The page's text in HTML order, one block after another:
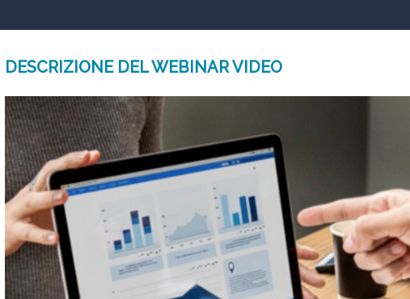
DESCRIZIONE DEL WEBINAR VIDEO